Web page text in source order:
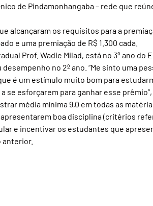
de Pindamonhangaba – rede que
alcançaram os requisitos para a
e uma premiação de R$ 1.300 cada.
Prof. Wadie Milad, está no 3º ano do
no 2º ano. “Me sinto uma
é um estímulo muito bom para
esforçarem para ganhar esse prêmio”,
média mínima 9,0 em todas as
boa disciplina (critérios
e incentivar os estudantes que